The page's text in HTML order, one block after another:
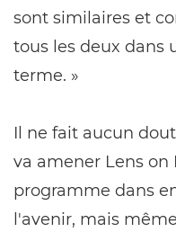
sont similaires et
tous les deux dans
terme. »
Il ne fait aucun
va amener Lens on
programme dans
l'avenir, mais